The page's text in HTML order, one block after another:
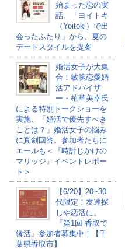
始まった恋の実
話。「ヨイトキ
（Yoitoki）で出
会ったふたり」から、夏の
デートスタイルを提案
婚活女子が大集
合！敏腕恋愛婚
活アドバイザ
ー・植草美幸氏
による特別トークショーを
実施、「婚活で優先すべき
ことは？」婚活女子の悩み
に真剣回答。参加者たちに
エールも＜『時計じかけの
マリッジ』イベントレポー
ト＞
【6/20】20~30
代限定！友達探
しや恋活に。
「第1回 香取で
縁活」参加者募集中！【千
葉県香取市】